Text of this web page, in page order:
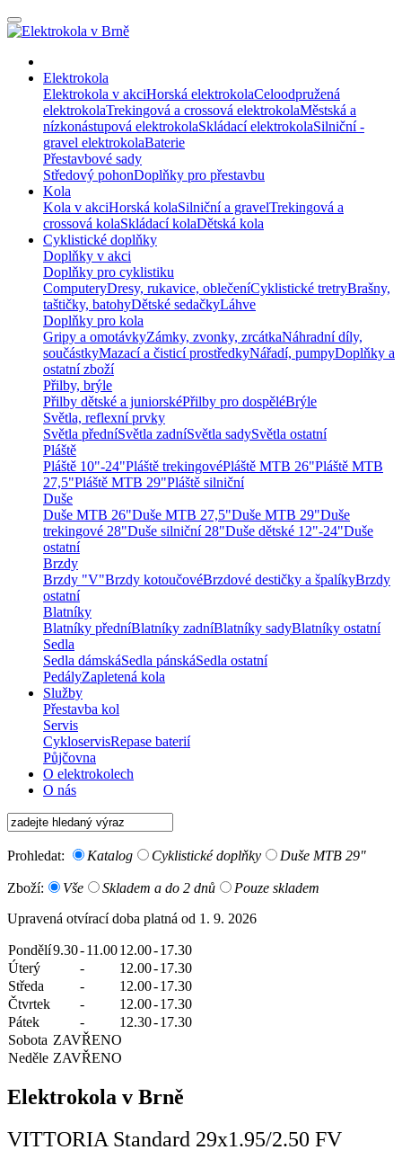
Elektrokola
Elektrokola v akciHorská elektrokolaCeloodpružená
elektrokolaTrekingová a crossová elektrokolaMěstská a
nízkonástupová elektrokolaSkládací elektrokolaSilniční -
gravel elektrokolaBaterie
Přestavbové sady
Středový pohonDoplňky pro přestavbu
Kola
Kola v akciHorská kolaSilniční a gravelTrekingová a
crossová kolaSkládací kolaDětská kola
Cyklistické doplňky
Doplňky v akci
Doplňky pro cyklistiku
ComputeryDresy, rukavice, oblečeníCyklistické tretryBrašny,
taštičky, batohyDětské sedačkyLáhve
Doplňky pro kola
Gripy a omotávkyZámky, zvonky, zrcátkaNáhradní díly,
součástkyMazací a čisticí prostředkyNářadí, pumpyDoplňky a
ostatní zboží
Přilby, brýle
Přilby dětské a juniorskéPřilby pro dospěléBrýle
Světla, reflexní prvky
Světla předníSvětla zadníSvětla sadySvětla ostatní
Pláště
Pláště 10"-24"Pláště trekingovéPláště MTB 26"Pláště MTB
27,5"Pláště MTB 29"Pláště silniční
Duše
Duše MTB 26"Duše MTB 27,5"Duše MTB 29"Duše
trekingové 28"Duše silniční 28"Duše dětské 12"-24"Duše
ostatní
Brzdy
Brzdy "V"Brzdy kotoučovéBrzdové destičky a špalíkyBrzdy
ostatní
Blatníky
Blatníky předníBlatníky zadníBlatníky sadyBlatníky ostatní
Sedla
Sedla dámskáSedla pánskáSedla ostatní
PedályZapletená kola
Služby
Přestavba kol
Servis
CykloservisRepase baterií
Půjčovna
O elektrokolech
O nás
Prohledat: Katalog Cyklistické doplňky Duše MTB 29"
Zboží: Vše Skladem a do 2 dnů
Pouze skladem
Upravená otvírací doba platná od 1. 9. 2026
Pondělí9.30-11.0012.00-17.30
Úterý
- 12.00-17.30
Středa
- 12.00-17.30
Čtvrtek
- 12.00-17.30
Pátek
- 12.30-17.30
Sobota ZAVŘENO
Neděle ZAVŘENO
Elektrokola v Brně
VITTORIA Standard 29x1.95/2.50 FV